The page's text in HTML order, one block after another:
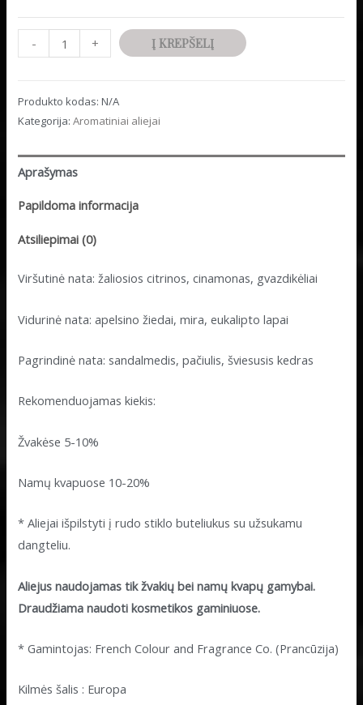
Quantity
-
produkto
kiekis:
aliejus
"Kašmyro
Quantity
+ Į KREPŠELĮ
Produkto kodas:N/A
Kategorija:Aromatiniai aliejai
Aprašymas
Papildoma informacija
Atsiliepimai (0)
Viršutinė nata: žaliosios citrinos, cinamonas, gvazdikėliai
Vidurinė nata: apelsino žiedai, mira, eukalipto lapai
Pagrindinė nata: sandalmedis, pačiulis, šviesusis kedras
Rekomenduojamas kiekis:
Žvakėse 5-10%
Namų kvapuose 10-20%
* Aliejai išpilstyti į rudo stiklo buteliukus su užsukamu
dangteliu.
Aliejus naudojamas tik žvakių bei namų kvapų gamybai.
Draudžiama naudoti kosmetikos gaminiuose.
* Gamintojas: French Colour and Fragrance Co. (Prancūzija)
Kilmės šalis : Europa